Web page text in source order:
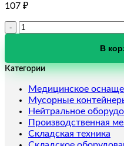
107 ₽
Количество
2,0
(тип
G2150)
В
Категории
Медицинское
Мусорные
Нейтральное
Производственная
Складская техника